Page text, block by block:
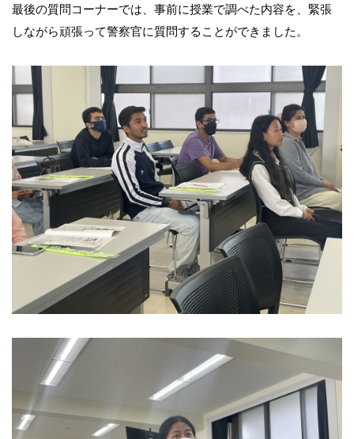
最後の質問コーナーでは、 事前に授業で調べた内容を、 緊張
しながら頑張って警察官に質問することができました。